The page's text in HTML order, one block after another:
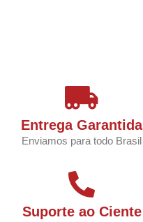
Entrega Garantida
Enviamos para todo Brasil
Suporte ao Ciente